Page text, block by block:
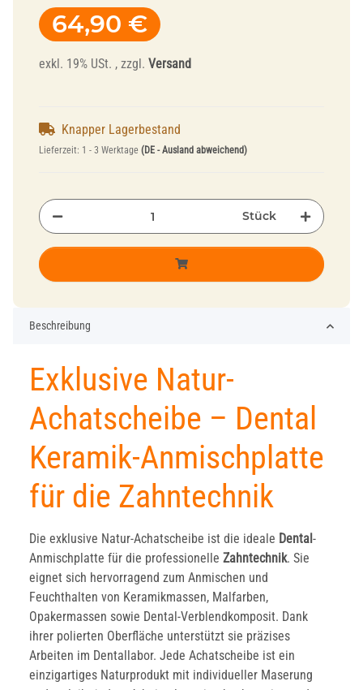
64,90 €
exkl. 19% USt. , zzgl. Versand
Knapper Lagerbestand
Lieferzeit: 1 - 3 Werktage (DE - Ausland abweichend)
Stück
Beschreibung
Exklusive Natur-
Achatscheibe – Dental
Keramik-Anmischplatte
für die Zahntechnik
Die exklusive Natur-Achatscheibe ist die ideale Dental -
Anmischplatte für die professionelle Zahntechnik. Sie
eignet sich hervorragend zum Anmischen und
Feuchthalten von Keramikmassen, Malfarben,
Opakermassen sowie Dental-Verblendkomposit. Dank
ihrer polierten Oberfläche unterstützt sie präzises
Arbeiten im Dentallabor. Jede Achatscheibe ist ein
einzigartiges Naturprodukt mit individueller Maserung